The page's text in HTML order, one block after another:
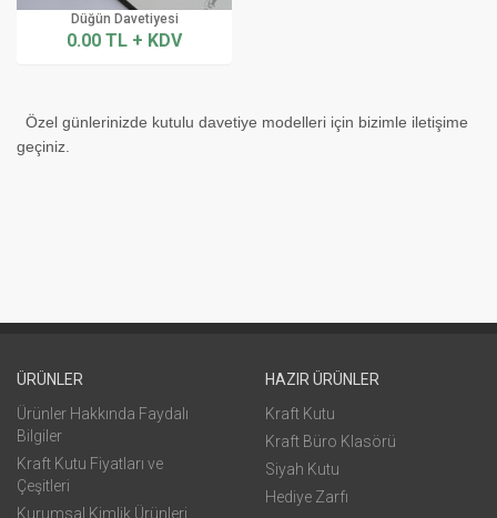
Düğün Davetiyesi
0.00 TL + KDV
Özel günlerinizde kutulu davetiye modelleri için bizimle iletişime
geçiniz.
ÜRÜNLER
Ürünler Hakkında Faydalı
Bilgiler
Kraft Kutu Fiyatları ve
Çeşitleri
Kurumsal Kimlik Ürünleri
HAZIR ÜRÜNLER
Kraft Kutu
Kraft Büro Klasörü
Siyah Kutu
Hediye Zarfı